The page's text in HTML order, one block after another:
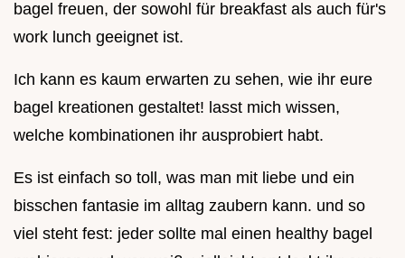
bagel freuen, der sowohl für breakfast als auch für's
work lunch geeignet ist.
Ich kann es kaum erwarten zu sehen, wie ihr eure
bagel kreationen gestaltet! lasst mich wissen,
welche kombinationen ihr ausprobiert habt.
Es ist einfach so toll, was man mit liebe und ein
bisschen fantasie im alltag zaubern kann. und so
viel steht fest: jeder sollte mal einen healthy bagel